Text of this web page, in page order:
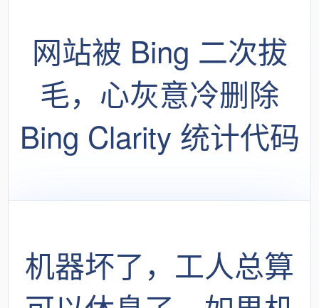
网站被 Bing 二次拔
毛，心灰意冷删除
Bing Clarity 统计代码
机器坏了，工人总算